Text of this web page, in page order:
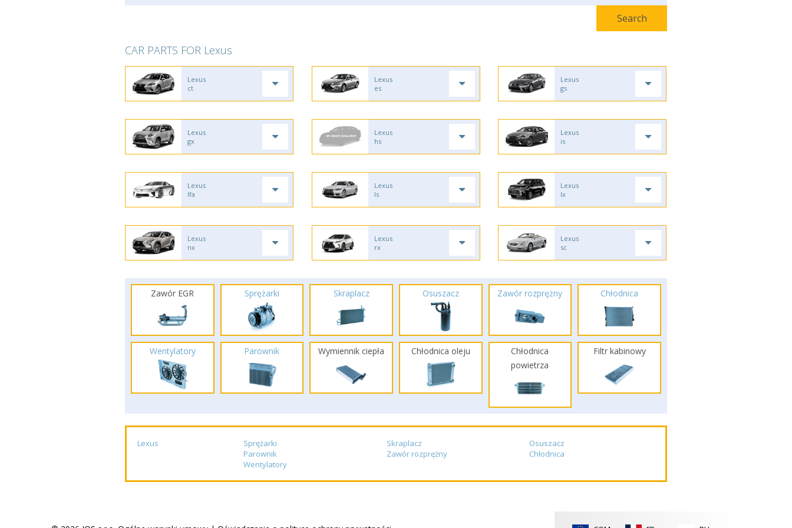
CAR PARTS FOR Lexus
Lexus
ct
Lexus
es
Lexus
gs
Lexus
gx
Lexus
hs
Lexus
is
Lexus
lfa
Lexus
ls
Lexus
lx
Lexus
nx
Lexus
rx
Lexus
sc
Zawór EGR Sprężarki Skraplacz Osuszacz Zawór rozprężny Chłodnica
Wentylatory Parownik Wymiennik ciepła Chłodnica oleju
Chłodnica
powietrza
Filtr kabinowy
Lexus Sprężarki Skraplacz
Osuszacz
Parownik
Zawór rozprężny
Chłodnica
Wentylatory